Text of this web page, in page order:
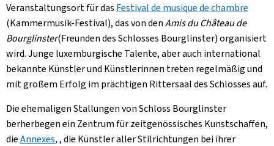
Veranstaltungsort für das Festival de musique de chambre
(Kammermusik-Festival), das von denAmis du Château de
Bourglinster(Freunden des Schlosses Bourglinster) organisiert
wird. Junge luxemburgische Talente, aber auch international
bekannte Künstler und Künstlerinnen treten regelmäßig und
mit großem Erfolg im prächtigen Rittersaal des Schlosses auf.
Die ehemaligen Stallungen von Schloss Bourglinster
berherbegen ein Zentrum für zeitgenössisches Kunstschaffen,
dieAnnexes,, die Künstler aller Stilrichtungen bei ihrer